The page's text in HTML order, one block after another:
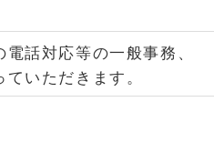
話対応等の一般事務、
いただきます。